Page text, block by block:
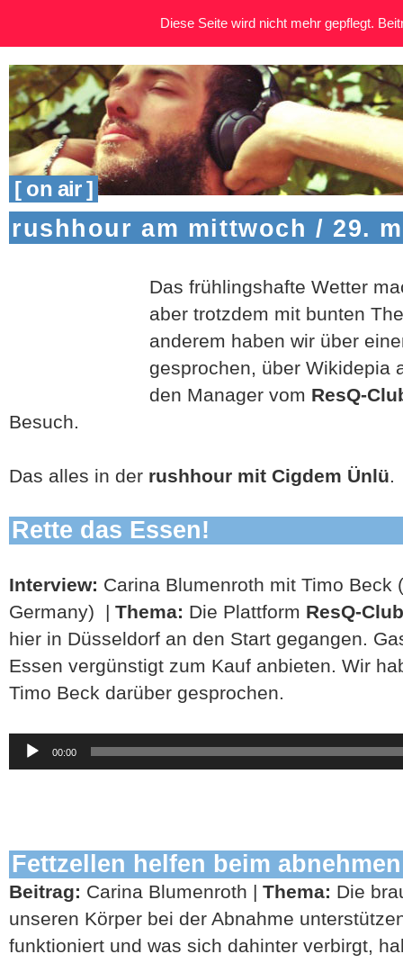
[ on air ]
rushhour am mittwoch / 29.
Das frühlingshafte Wetter
aber trotzdem mit bunten
anderem haben wir über
gesprochen, über Wikidepia
den Manager vom ResQ-
Besuch.
Das alles in der rushhour mit Cigdem Ünlü.
Rette das Essen!
Interview: Carina Blumenroth mit Timo Beck
Germany) | Thema: Die Plattform ResQ-Club
hier in Düsseldorf an den Start gegangen.
Essen vergünstigt zum Kauf anbieten. Wir
Timo Beck darüber gesprochen.
Audio-
Player
00:00
Fettzellen helfen beim
Beitrag: Carina Blumenroth | Thema: Die
unseren Körper bei der Abnahme
funktioniert und was sich dahinter verbirgt,
Diese Seite wird nicht mehr gepflegt.